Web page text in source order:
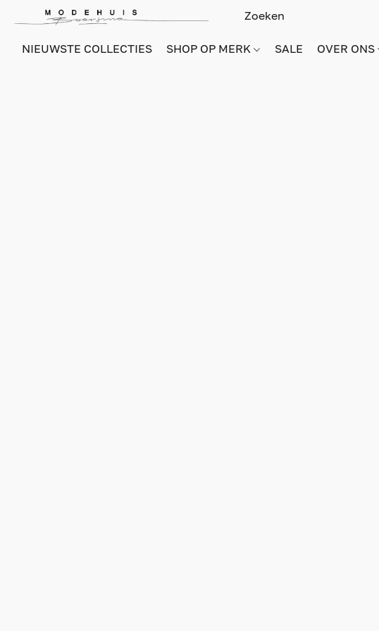
NIEUWSTE COLLECTIES SHOP OP MERK SALE OVER ONS